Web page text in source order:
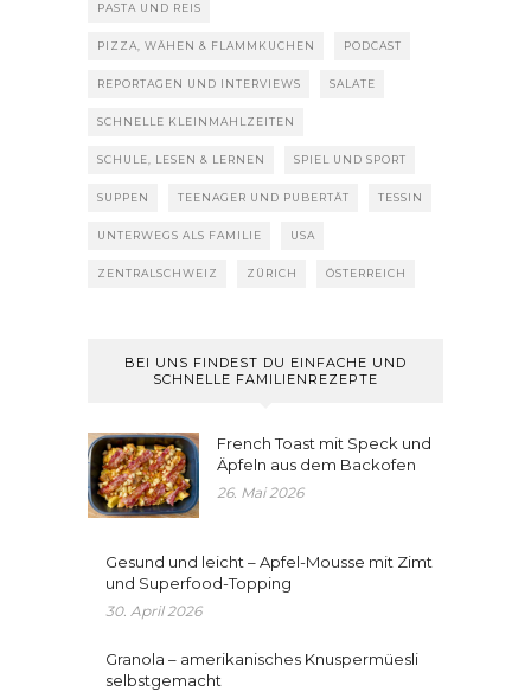
PASTA UND REIS
PIZZA, WÄHEN & FLAMMKUCHEN PODCAST
REPORTAGEN UND INTERVIEWS SALATE
SCHNELLE KLEINMAHLZEITEN
SCHULE, LESEN & LERNEN SPIEL UND SPORT
SUPPEN TEENAGER UND PUBERTÄT TESSIN
UNTERWEGS ALS FAMILIE USA
ZENTRALSCHWEIZ ZÜRICH ÖSTERREICH
BEI UNS FINDEST DU EINFACHE UND
SCHNELLE FAMILIENREZEPTE
French Toast mit Speck und
Äpfeln aus dem Backofen
26. Mai 2026
Gesund und leicht – Apfel-Mousse mit Zimt
und Superfood-Topping
30. April 2026
Granola – amerikanisches Knuspermüesli
selbstgemacht